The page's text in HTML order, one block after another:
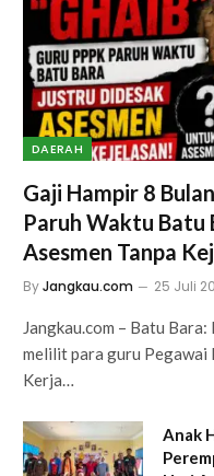
DAERAH
Gaji Hampir 8
Paruh Waktu Batu
Asesmen Tanpa
ByJangkau.com 25 Juli
Jangkau.com – Batu
melilit para guru Pegawai
Kerja…
Anak